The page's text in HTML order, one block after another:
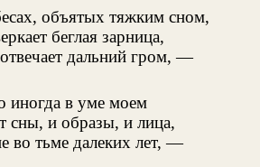
объятых тяжким сном,
беглая зарница,
дальний гром, —
иногда в уме моем
сны, и образы, и лица,
во тьме далеких лет, —